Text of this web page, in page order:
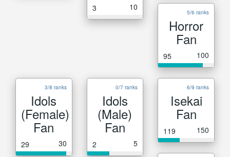
3 10
5/6 ranks
Horror
Fan
95 100
3/8 ranks
Idols
(Female)
Fan
29 30
0/7 ranks
Idols
(Male)
Fan
2 5
6/9 ranks
Isekai
Fan
119 150